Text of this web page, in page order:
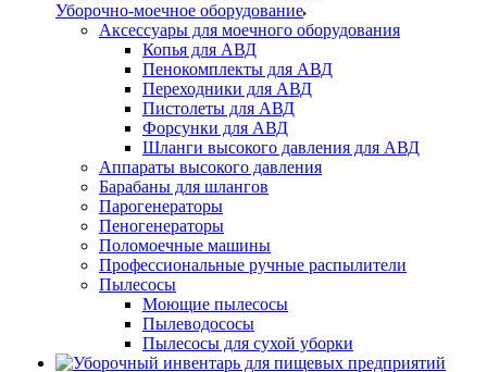
Уборочно-моечное оборудование
Аксессуары для моечного оборудования
Копья для АВД
Пенокомплекты для АВД
Переходники для АВД
Пистолеты для АВД
Форсунки для АВД
Шланги высокого давления для АВД
Аппараты высокого давления
Барабаны для шлангов
Парогенераторы
Пеногенераторы
Поломоечные машины
Профессиональные ручные распылители
Пылесосы
Моющие пылесосы
Пылеводососы
Пылесосы для сухой уборки